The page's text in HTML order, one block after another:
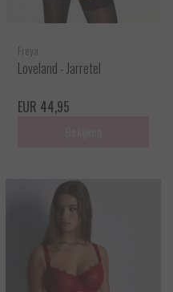
Freya
Loveland - Jarretel
EUR 44,95